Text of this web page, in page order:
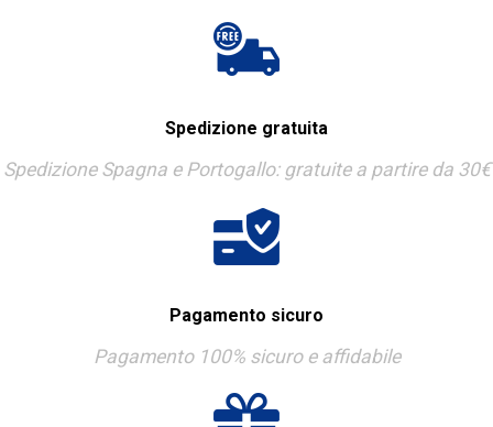
Spedizione gratuita
Spedizione Spagna e Portogallo: gratuite a partire da 30€
Pagamento sicuro
Pagamento 100% sicuro e affidabile